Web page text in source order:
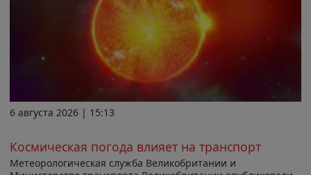
6 августа 2026 | 15:13
Космическая погода влияет на транспорт
Метеорологическая служба Великобритании и